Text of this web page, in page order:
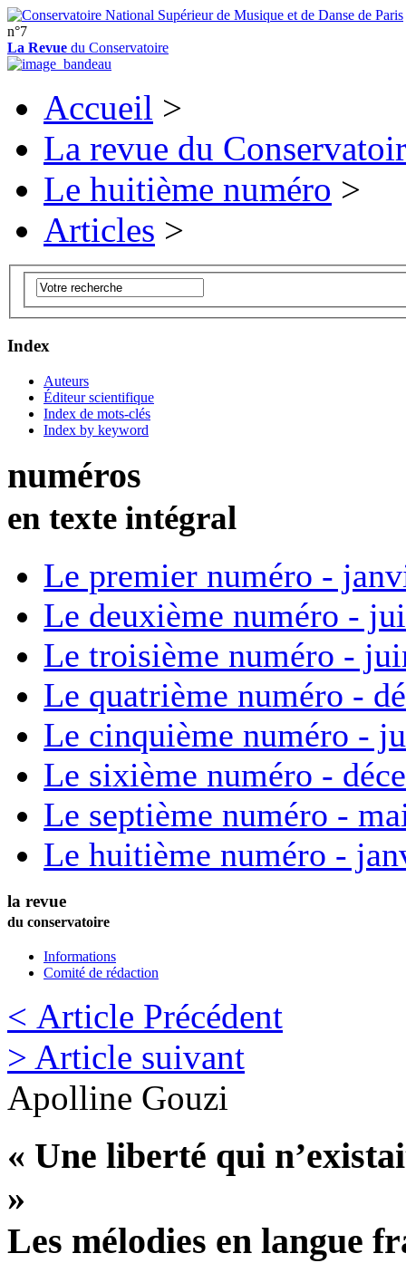
n°7
La Revue du Conservatoire
Accueil >
La revue du
Le huitième numéro >
Articles >
Index
Auteurs
Éditeur scientifique
Index de mots-clés
Index by keyword
numéros
en texte intégral
Le premier numéro -
Le deuxième numéro -
Le troisième numéro -
Le quatrième numéro -
Le cinquième numéro -
Le sixième numéro -
Le septième numéro -
Le huitième numéro -
la revue
du conservatoire
Informations
Comité de rédaction
< Article Précédent
> Article suivant
Apolline Gouzi
« Une liberté qui
»
Les mélodies en langue